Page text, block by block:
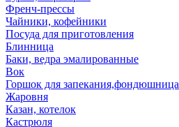
Френч-прессы
Чайники, кофейники
Посуда для приготовления
Блинница
Баки, ведра эмалированные
Вок
Горшок для запекания,фондюшница
Жаровня
Казан, котелок
Кастрюля